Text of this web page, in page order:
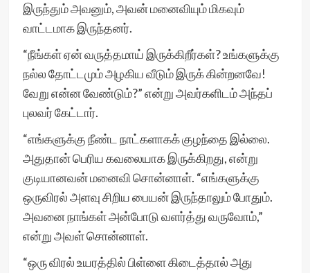
இருந்தும் அவனும், அவன் மனைவியும் மிகவும்
வாட்டமாக இருந்தனர்.
“நீங்கள் ஏன் வருத்தமாய் இருக்கிறீர்கள்? உங்களுக்கு
நல்ல தோட்டமும் அழகிய வீடும் இருக் கின்றனவே!
வேறு என்ன வேண்டும்?” என்று அவர்களிடம் அந்தப்
புலவர் கேட்டார்.
“எங்களுக்கு நீண்ட நாட்களாகக் குழந்தை இல்லை.
அதுதான் பெரிய கவலையாக இருக்கிறது, என்று
குடியானவன் மனைவி சொன்னாள். “எங்களுக்கு
ஒருவிரல் அளவு சிறிய பையன் இருந்தாலும் போதும்.
அவனை நாங்கள் அன்போடு வளர்த்து வருவோம்,”
என்று அவள் சொன்னாள்.
“ஒரு விரல் உயரத்தில் பிள்ளை கிடைத்தால் அது